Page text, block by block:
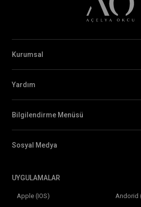
Kurumsal
Yardım
Bilgilendirme Menüsü
Sosyal Medya
UYGULAMALAR
Apple (IOS) Andorid